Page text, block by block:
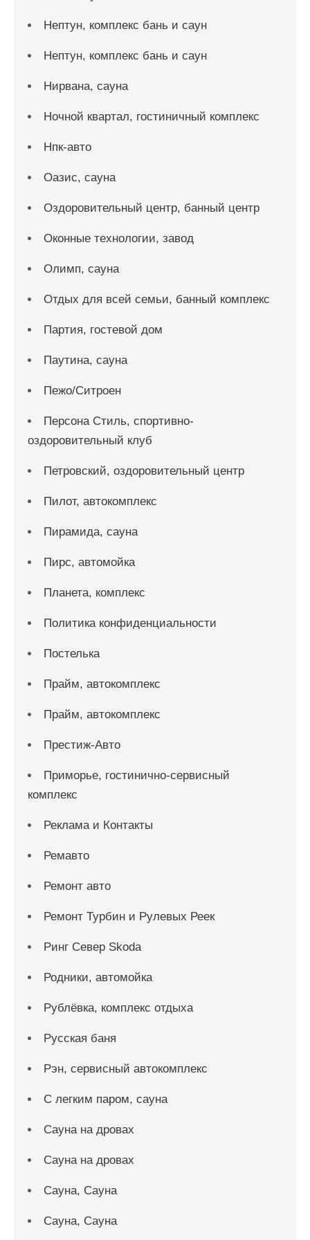
Нептун, комплекс бань и саун
Нептун, комплекс бань и саун
Нирвана, сауна
Ночной квартал, гостиничный комплекс
Нпк-авто
Оазис, сауна
Оздоровительный центр, банный центр
Оконные технологии, завод
Олимп, сауна
Отдых для всей семьи, банный комплекс
Партия, гостевой дом
Паутина, сауна
Пежо/Ситроен
Персона Стиль, спортивно-
оздоровительный клуб
Петровский, оздоровительный центр
Пилот, автокомплекс
Пирамида, сауна
Пирс, автомойка
Планета, комплекс
Политика конфиденциальности
Постелька
Прайм, автокомплекс
Прайм, автокомплекс
Престиж-Авто
Приморье, гостинично-сервисный
комплекс
Реклама и Контакты
Ремавто
Ремонт авто
Ремонт Турбин и Рулевых Реек
Ринг Север Skoda
Родники, автомойка
Рублёвка, комплекс отдыха
Русская баня
Рэн, сервисный автокомплекс
С легким паром, сауна
Сауна на дровах
Сауна на дровах
Сауна, Сауна
Сауна, Сауна